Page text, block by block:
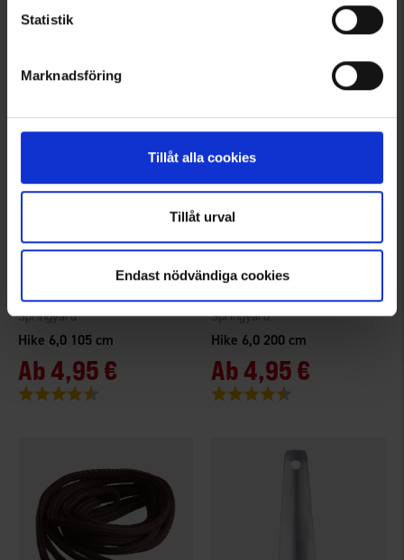
Statistik
Marknadsföring
Tillåt alla cookies
Tillåt urval
Endast nödvändiga cookies
Ab4,95 €
Hike 6,0 105 cm
Springyard
1882
Ab4,95 €
Bewertung:
Hike 6,0 200 cm
Springyard
1885
Ab4,95 €
Bewertung: